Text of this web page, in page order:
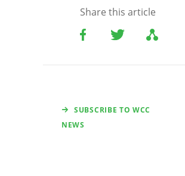
Share this article
SUBSCRIBE TO WCC
NEWS